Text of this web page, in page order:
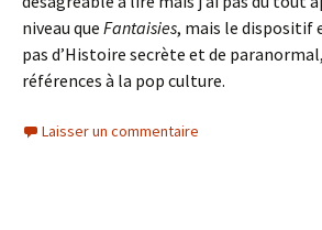
niveau que Fantaisies, mais le dispositif
pas d’Histoire secrète et de
références à la pop culture.
Laisser un commentaire